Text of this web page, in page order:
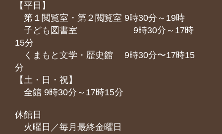
【平日】
第１閲覧室・第２閲覧室 9時30分～19時
子ども図書室 9時30分～17時
15分
くまもと⽂学・歴史館 9時30分〜17時15
分
【土・日・祝】
全館 9時30分～17時15分
休館日
火曜日／毎月最終金曜日